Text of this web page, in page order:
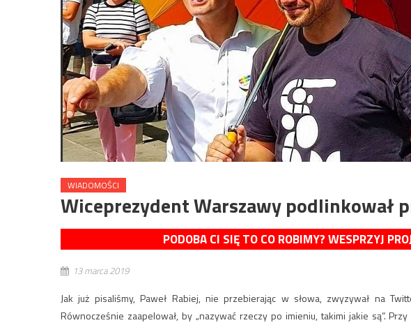
WIADOMOŚCI
Wiceprezydent Warszawy podlinkował
PODOBA CI SIĘ TO CO ROBIMY? WESPRZYJ
13 marca 2019
Jak już pisaliśmy, Paweł Rabiej, nie przebierając w słowa, zwyzywał na
Równocześnie zaapelował, by „nazywać rzeczy po imieniu, takimi jakie są”.